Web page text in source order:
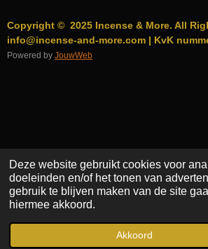
Deze website gebruikt cookies voor
doeleinden en/of het tonen van
gebruik te blijven maken van de site
hiermee akkoord.
Akkoord
Copyright © 2025 Incense & More. All
info@incense-and-more.com | KvK
Powered by JouwWeb
Telefoonnummer